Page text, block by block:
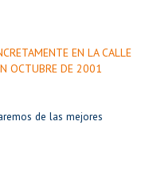
EN LA CALLE
OCTUBRE DE 2001
de las mejores